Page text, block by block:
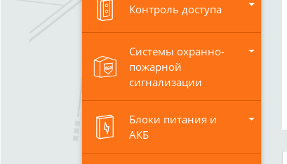
Контроль доступа
Системы охранно-
пожарной
сигнализации
Блоки питания и
АКБ